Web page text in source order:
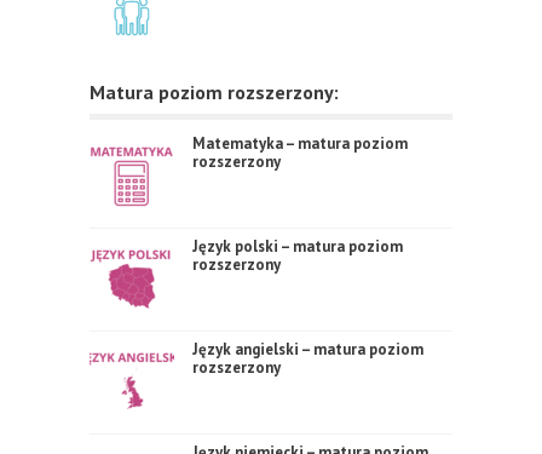
Matura poziom rozszerzony:
Matematyka – matura poziom
rozszerzony
Język polski – matura poziom
rozszerzony
Język angielski – matura poziom
rozszerzony